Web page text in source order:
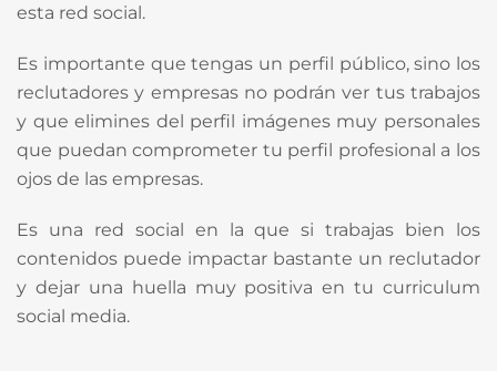
esta red social.
Es importante que tengas un perfil público, sino los
reclutadores y empresas no podrán ver tus trabajos
y que elimines del perfil imágenes muy personales
que puedan comprometer tu perfil profesional a los
ojos de las empresas.
Es una red social en la que si trabajas bien los
contenidos puede impactar bastante un reclutador
y dejar una huella muy positiva en tu curriculum
social media.